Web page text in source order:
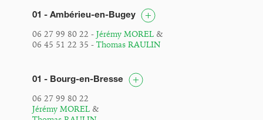
01 - Ambérieu-en-Bugey
06 27 99 80 22 - Jérémy MOREL&
06 45 51 22 35 - Thomas RAULIN
01 - Bourg-en-Bresse
06 27 99 80 22
Jérémy MOREL&